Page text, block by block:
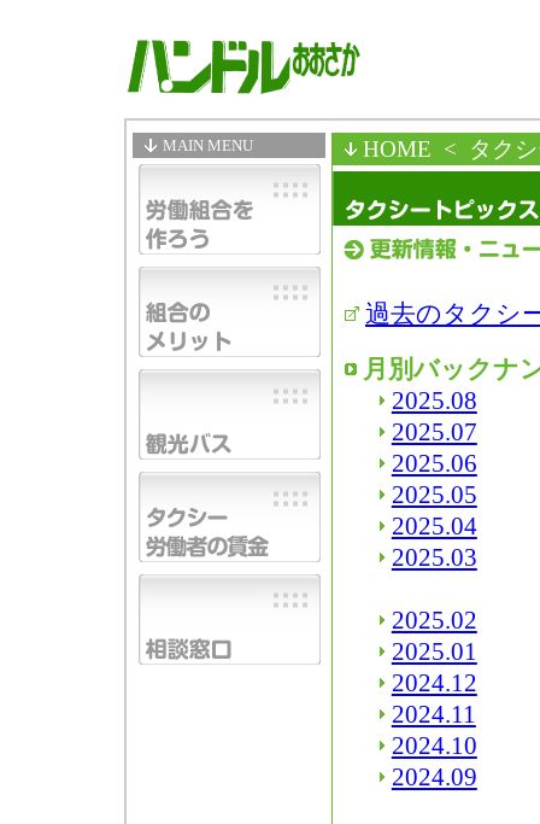
MAIN MENU HOME < タク
過去のタクシ
月別バックナ
2025.08
2025.07
2025.06
2025.05
2025.04
2025.03
2025.02
2025.01
2024.12
2024.11
2024.10
2024.09